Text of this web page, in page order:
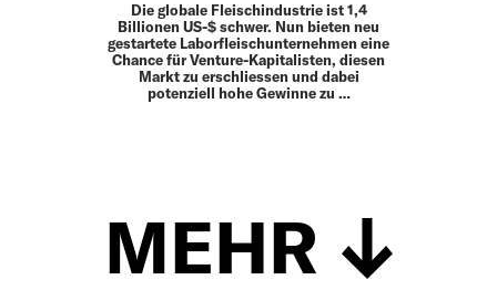
Die globale Fleischindustrie ist 1,4
Billionen US-$ schwer. Nun bieten neu
gestartete Laborfleischunternehmen eine
Chance für Venture-Kapitalisten, diesen
Markt zu erschliessen und dabei
potenziell hohe Gewinne zu …
MEHR